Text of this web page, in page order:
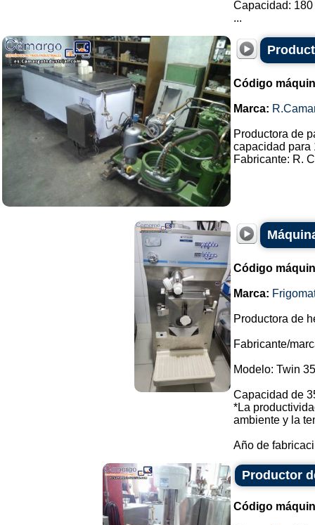
Capacidad: 180
...
Código
Marca:
Productora de
capacidad para
Fabricante: R.
Código
Marca:
Productora de
Fabricante/
Modelo: Twin
Capacidad de
*La
ambiente y la
Año de
Productor
Código